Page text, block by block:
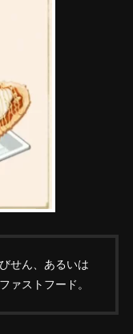
せん、あるいは
ァストフード。